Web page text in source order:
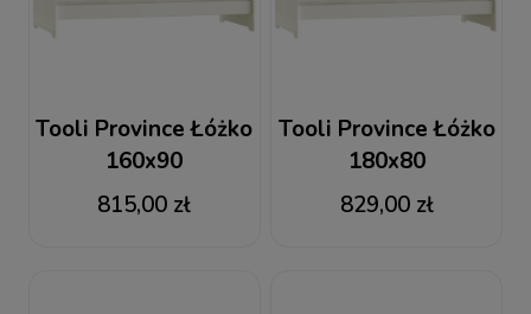
Tooli Province Łóżko
160x90
815,00 zł
Tooli Province Łóżko
180x80
829,00 zł